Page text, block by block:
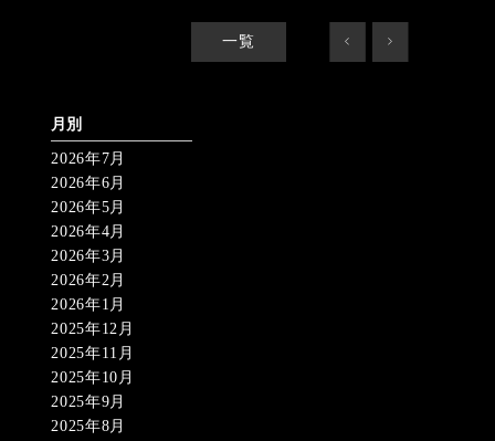
一覧 < >
月別
2026年7月
2026年6月
2026年5月
2026年4月
2026年3月
2026年2月
2026年1月
2025年12月
2025年11月
2025年10月
2025年9月
2025年8月